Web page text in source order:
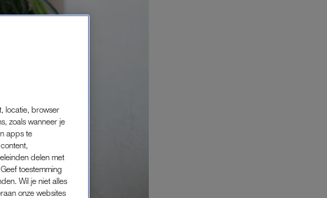
locatie, browser
zoals wanneer je
apps te
delen met
toestemming
Wil je niet alles
onze websites